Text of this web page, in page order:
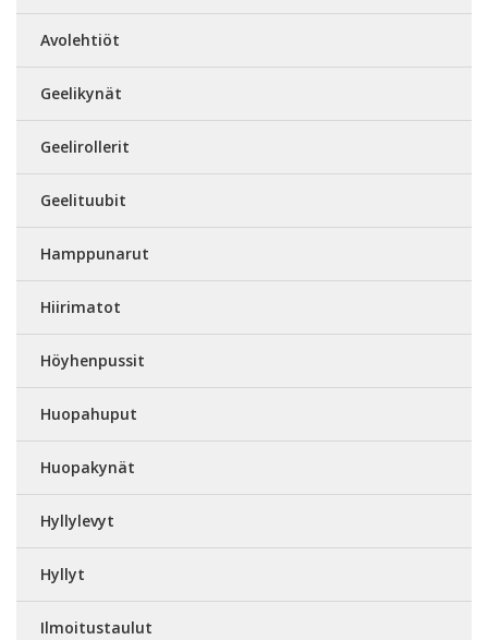
Avolehtiöt
Geelikynät
Geelirollerit
Geelituubit
Hamppunarut
Hiirimatot
Höyhenpussit
Huopahuput
Huopakynät
Hyllylevyt
Hyllyt
Ilmoitustaulut